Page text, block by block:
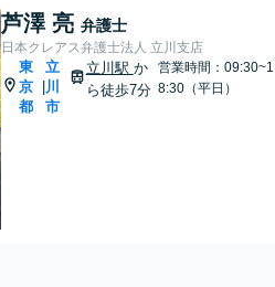
芦澤 亮 弁護士
日本クレアス弁護士法人 立川支店
東
京
都
立
川
市
立川駅 か
ら徒歩7分
営業時間：09:30~1
8:30（平日）